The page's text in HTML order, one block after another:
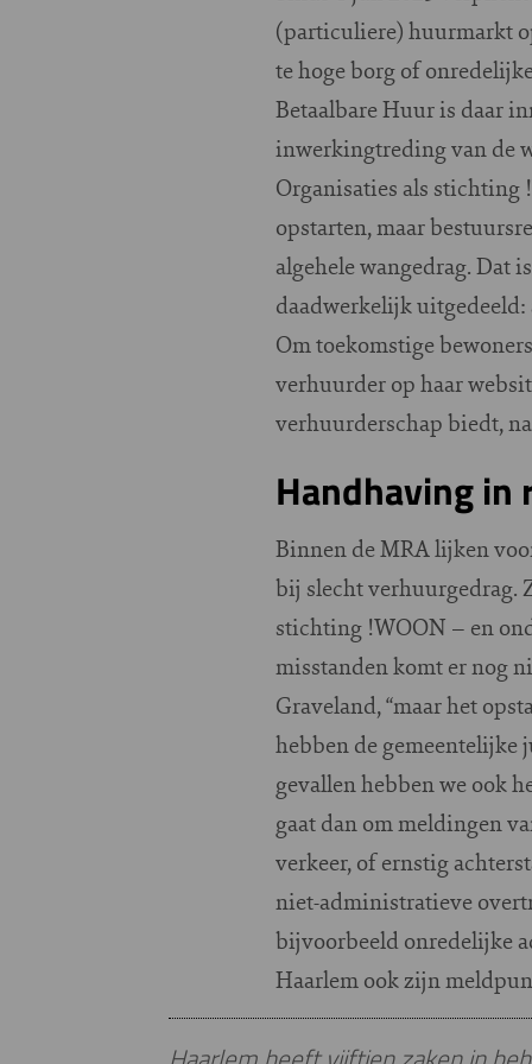
(particuliere) huurmarkt
te hoge borg of
Betaalbare Huur is daar
inwerkingtreding van de
Organisaties als
opstarten, maar
algehele wangedrag. Dat
daadwerkelijk
Om toekomstige
verhuurder op haar
verhuurderschap biedt,
Handhaving
Binnen de MRA lijken
bij slecht verhuurgedrag.
stichting !WOON – en
misstanden komt er nog
Graveland, “maar het
hebben de gemeentelijke
gevallen hebben we ook
gaat dan om meldingen
verkeer, of ernstig
niet-administratieve
bijvoorbeeld onredelijke
Haarlem ook zijn